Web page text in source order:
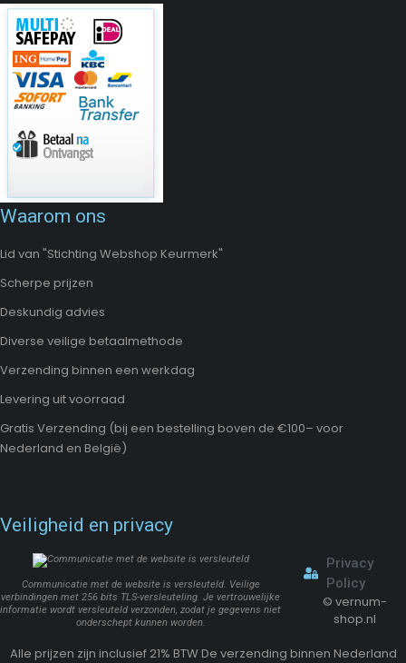
Waarom ons
Lid van "Stichting Webshop Keurmerk"
Scherpe prijzen
Deskundig advies
Diverse veilige betaalmethode
Verzending binnen een werkdag
Levering uit voorraad
Gratis Verzending (bij een bestelling boven de €100– voor
Nederland en België)
Veiligheid en privacy
Communicatie met de website is versleuteld. Veilige
verbindingen met 256 bits TLS-versleuteling. Je vertrouwelijke
informatie wordt versleuteld verzonden, zodat je gegevens niet
onderschept kunnen worden.
Privacy
Policy
© vernum-
shop.nl
Alle prijzen zijn inclusief 21% BTW De verzending binnen Nederland